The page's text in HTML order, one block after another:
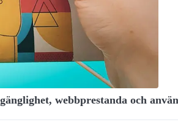
webbprestanda och